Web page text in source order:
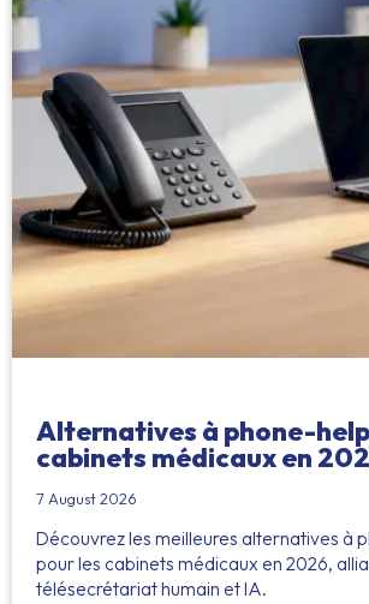
Alternatives à phone-
cabinets médicaux en
7 August 2026
Découvrez les meilleures alternatives à
pour les cabinets médicaux en 2026,
télésecrétariat humain et IA.